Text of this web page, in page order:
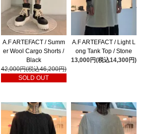
A.F ARTEFACT / Summ
er Wool Cargo Shorts /
Black
42,000円(税込46,200円)
SOLD OUT
A.F ARTEFACT / Light L
ong Tank Top / Stone
13,000円(税込14,300円)